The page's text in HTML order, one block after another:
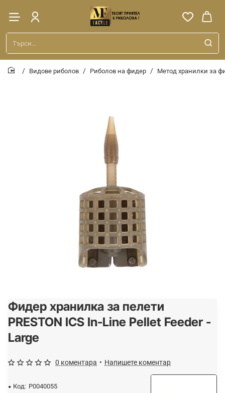
Търси...
Видове риболов Риболов на фидер Метод хранилки за
Фидер хранилка за пелети
PRESTON ICS In-Line Pellet Feeder -
Large
Код: P0040055
0 коментара • Напишете коментар